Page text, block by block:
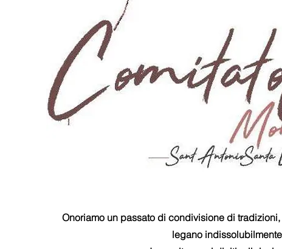
Onoriamo un passato di condivisione di
legano